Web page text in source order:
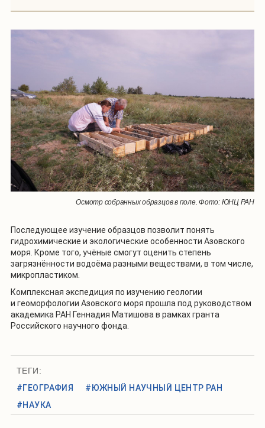
Осмотр собранных образцов в поле. Фото: ЮНЦ РАН
Последующее изучение образцов позволит понять
гидрохимические и экологические особенности Азовского
моря. Кроме того, учёные смогут оценить степень
загрязнённости водоёма разными веществами, в том числе,
микропластиком.
Комплексная экспедиция по изучению геологии
и геоморфологии Азовского моря прошла под руководством
академика РАН Геннадия Матишова в рамках гранта
Российского научного фонда.
ТЕГИ:
#ГЕОГРАФИЯ
#ЮЖНЫЙ НАУЧНЫЙ ЦЕНТР РАН
#НАУКА